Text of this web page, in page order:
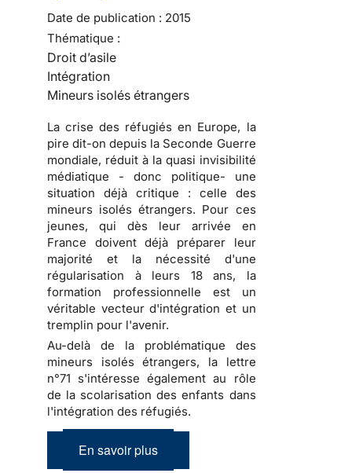
Date de publication : 2015
Thématique :
Droit d’asile
Intégration
Mineurs isolés étrangers
La crise des réfugiés en Europe, la
pire dit-on depuis la Seconde Guerre
mondiale, réduit à la quasi invisibilité
médiatique - donc politique- une
situation déjà critique : celle des
mineurs isolés étrangers. Pour ces
jeunes, qui dès leur arrivée en
France doivent déjà préparer leur
majorité et la nécessité d'une
régularisation à leurs 18 ans, la
formation professionnelle est un
véritable vecteur d'intégration et un
tremplin pour l'avenir.
Au-delà de la problématique des
mineurs isolés étrangers, la lettre
n°71 s'intéresse également au rôle
de la scolarisation des enfants dans
l'intégration des réfugiés.
En savoir plus